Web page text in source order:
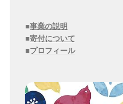
■事業の説明
■寄付について
■プロフィール